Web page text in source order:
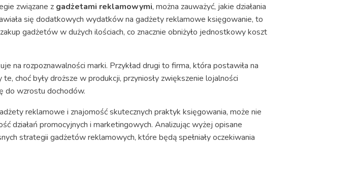
związane z gadżetami reklamowymi, można zauważyć, jakie działania
się dodatkowych wydatków na gadżety reklamowe księgowanie, to
gadżetów w dużych ilościach, co znacznie obniżyło jednostkowy koszt
na rozpoznawalności marki. Przykład drugi to firma, która postawiła na
choć były droższe w produkcji, przyniosły zwiększenie lojalności
do wzrostu dochodów.
reklamowe i znajomość skutecznych praktyk księgowania, może nie
działań promocyjnych i marketingowych. Analizując wyżej opisane
strategii gadżetów reklamowych, które będą spełniały oczekiwania